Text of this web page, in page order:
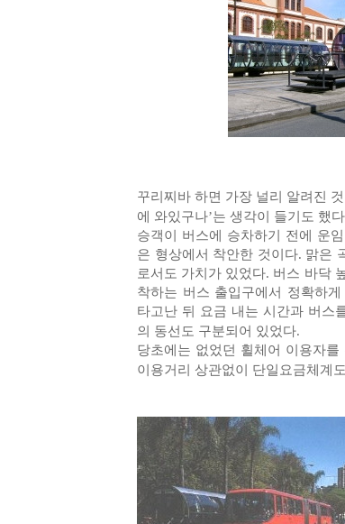
꾸리찌바 하면 가장 널리 알려진
에 와있구나’는 생각이 들기도 했
승객이 버스에 승차하기 전에 운
은 형상에서 착안한 것이다. 맑은
로서도 가치가 있었다. 버스 바닥
착하는 버스 출입구에서 정확하
타고난 뒤 요금 내는 시간과 버스
의 동선도 구분되어 있었다.
당초에는 없었던 휠체어 이용자
이용거리 상관없이 단일요금체계